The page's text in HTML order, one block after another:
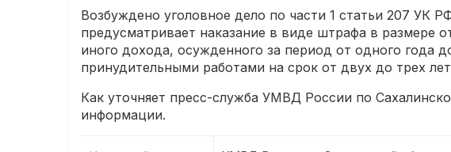
Возбуждено уголовное дело по части 1 статьи 207 УК
предусматривает наказание в виде штрафа в размере
иного дохода, осужденного за период от одного года
принудительными работами на срок от двух до трех
Как уточняет пресс-служба УМВД России по
информации.